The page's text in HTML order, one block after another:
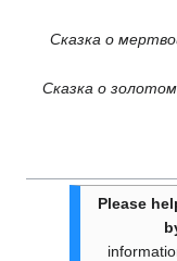
Сказка о
Сказка о
Please